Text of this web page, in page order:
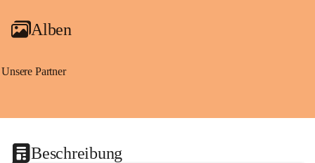
Alben
Unsere Partner
Beschreibung